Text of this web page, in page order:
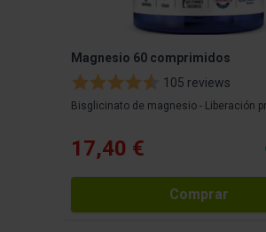
Magnesio 60 comprimidos
105 reviews
Bisglicinato de magnesio - Liberación
17,40 €
Comprar